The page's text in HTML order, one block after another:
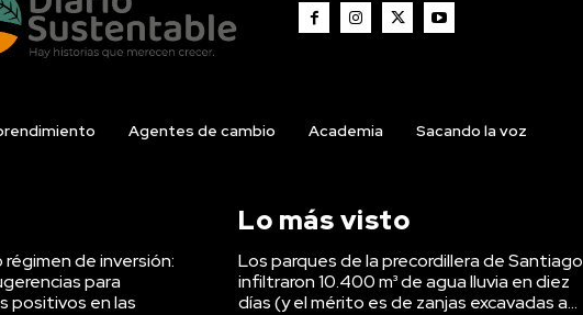
Agentes de cambio Academia Sacando la voz
de inversión:
para
positivos en las
Lo más visto
Los parques de la precordillera de Santiago
infiltraron 10.400 m³ de agua lluvia en diez
días (y el mérito es de zanjas excavadas a...